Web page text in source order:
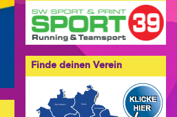
Finde deinen Verein